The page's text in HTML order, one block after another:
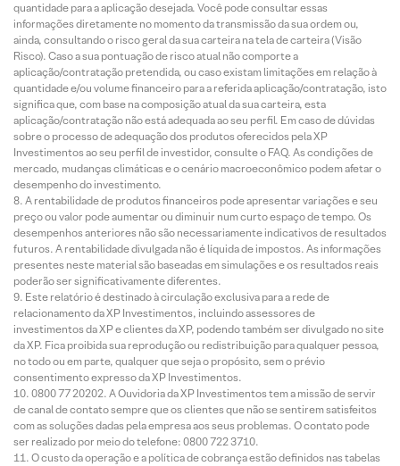
quantidade para a aplicação desejada. Você pode consultar essas
informações diretamente no momento da transmissão da sua ordem ou,
ainda, consultando o risco geral da sua carteira na tela de carteira (Visão
Risco). Caso a sua pontuação de risco atual não comporte a
aplicação/contratação pretendida, ou caso existam limitações em relação à
quantidade e/ou volume financeiro para a referida aplicação/contratação, isto
significa que, com base na composição atual da sua carteira, esta
aplicação/contratação não está adequada ao seu perfil. Em caso de dúvidas
sobre o processo de adequação dos produtos oferecidos pela XP
Investimentos ao seu perfil de investidor, consulte o FAQ. As condições de
mercado, mudanças climáticas e o cenário macroeconômico podem afetar o
desempenho do investimento.
A rentabilidade de produtos financeiros pode apresentar variações e seu
preço ou valor pode aumentar ou diminuir num curto espaço de tempo. Os
desempenhos anteriores não são necessariamente indicativos de resultados
futuros. A rentabilidade divulgada não é líquida de impostos. As informações
presentes neste material são baseadas em simulações e os resultados reais
poderão ser significativamente diferentes.
Este relatório é destinado à circulação exclusiva para a rede de
relacionamento da XP Investimentos, incluindo assessores de
investimentos da XP e clientes da XP, podendo também ser divulgado no site
da XP. Fica proibida sua reprodução ou redistribuição para qualquer pessoa,
no todo ou em parte, qualquer que seja o propósito, sem o prévio
consentimento expresso da XP Investimentos.
0800 77 20202. A Ouvidoria da XP Investimentos tem a missão de servir
de canal de contato sempre que os clientes que não se sentirem satisfeitos
com as soluções dadas pela empresa aos seus problemas. O contato pode
ser realizado por meio do telefone: 0800 722 3710.
O custo da operação e a política de cobrança estão definidos nas tabelas